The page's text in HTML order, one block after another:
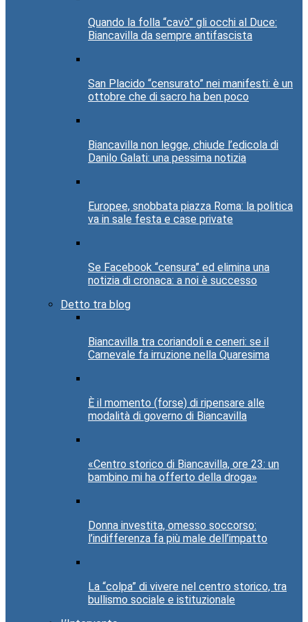
Quando la folla “cavò” gli occhi al Duce:
Biancavilla da sempre antifascista
San Placido “censurato” nei manifesti: è un
ottobre che di sacro ha ben poco
Biancavilla non legge, chiude l’edicola di
Danilo Galati: una pessima notizia
Europee, snobbata piazza Roma: la politica
va in sale festa e case private
Se Facebook “censura” ed elimina una
notizia di cronaca: a noi è successo
Detto tra blog
Biancavilla tra coriandoli e ceneri: se il
Carnevale fa irruzione nella Quaresima
È il momento (forse) di ripensare alle
modalità di governo di Biancavilla
«Centro storico di Biancavilla, ore 23: un
bambino mi ha offerto della droga»
Donna investita, omesso soccorso:
l’indifferenza fa più male dell’impatto
La “colpa” di vivere nel centro storico, tra
bullismo sociale e istituzionale